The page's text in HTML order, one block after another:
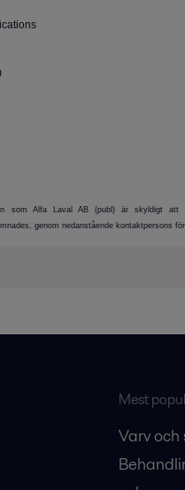
som Alfa Laval AB (publ) är skyldigt att
genom nedanstående kontaktpersons
Mest
Varv och